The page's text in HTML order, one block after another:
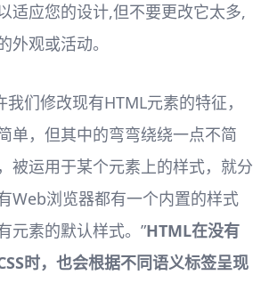
适应您的设计,但不要更改它太多,
外观或活动。
我们修改现有HTML元素的特征，
单，但其中的弯弯绕绕一点不简
被运用于某个元素上的样式，就分
Web浏览器都有一个内置的样式
元素的默认样式。”HTML在没有
时，也会根据不同语义标签呈现